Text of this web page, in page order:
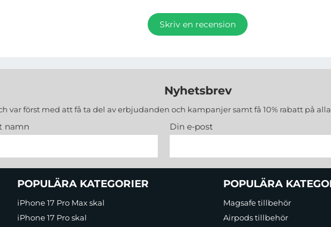
Skriv en recension
Nyhetsbrev
var först med att få ta del av erbjudanden och kampanjer samt få 10% rabatt på alla
namn Din e-post
POPULÄRA KATEGORIER
iPhone 17 Pro Max skal
iPhone 17 Pro skal
POPULÄRA
Magsafe tillbehör
Airpods tillbehör